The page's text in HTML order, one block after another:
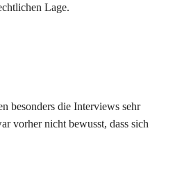
Lage.
besonders die Interviews sehr
vorher nicht bewusst, dass sich